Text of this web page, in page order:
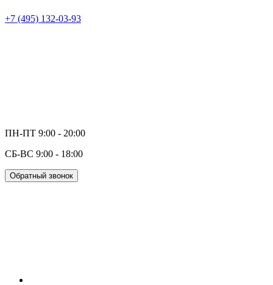
+7 (495) 132-03-93
ПН-ПТ 9:00 - 20:00
СБ-ВС 9:00 - 18:00
Обратный звонок